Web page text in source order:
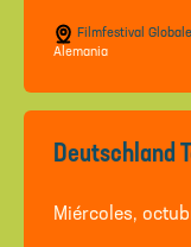
Filmfestival
Alemania
Deutschland
Miércoles,